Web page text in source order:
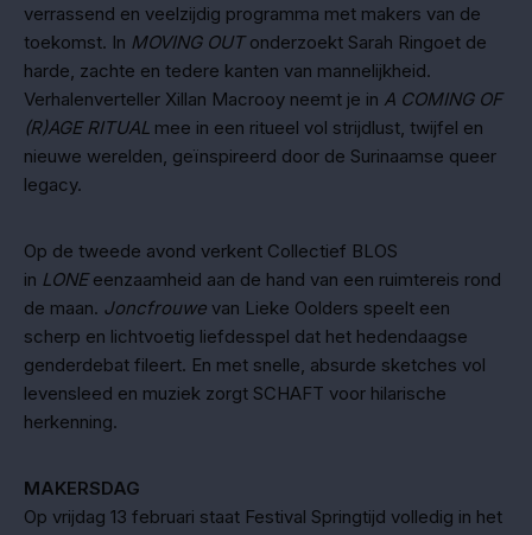
verrassend en veelzijdig programma met makers van de
toekomst. In MOVING OUTonderzoekt Sarah Ringoet de
harde, zachte en tedere kanten van mannelijkheid.
Verhalenverteller Xillan Macrooy neemt je in A COMING OF
(R)AGE RITUAL mee in een ritueel vol strijdlust, twijfel en
nieuwe werelden, geïnspireerd door de Surinaamse queer
legacy.
Op de tweede avond verkent Collectief BLOS
in LONEeenzaamheid aan de hand van een ruimtereis rond
de maan. Joncfrouwe van Lieke Oolders speelt een
scherp en lichtvoetig liefdesspel dat het hedendaagse
genderdebat fileert. En met snelle, absurde sketches vol
levensleed en muziek zorgt SCHAFT voor hilarische
herkenning.
MAKERSDAG
Op vrijdag 13 februari staat Festival Springtijd volledig in het